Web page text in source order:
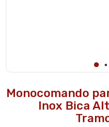
Monocomando
Inox Bica